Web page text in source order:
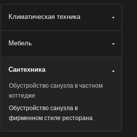
Климатическая техника
Мебель
Сантехника
Обустройство санузла в частном
коттедже
Обустройство санузла в
фирменном стиле ресторана